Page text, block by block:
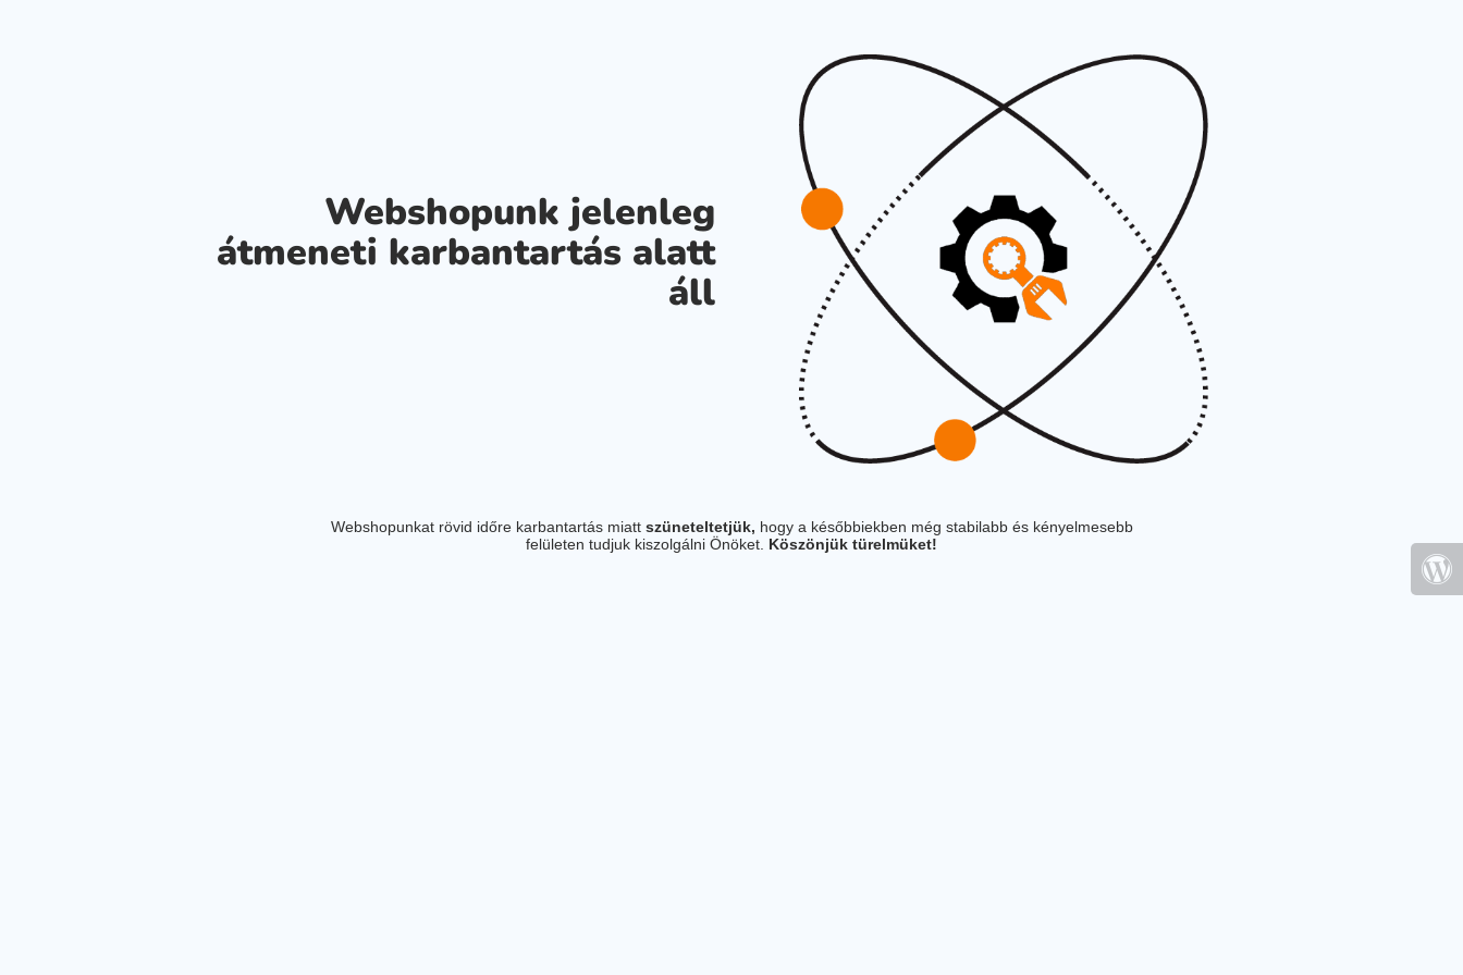
Webshopunk jelenleg
átmeneti karbantartás alatt
áll
Webshopunkat rövid időre karbantartás miatt szüneteltetjük, hogy a későbbiekben még stabilabb és kényelmesebb
felületen tudjuk kiszolgálni Önöket. Köszönjük türelmüket!